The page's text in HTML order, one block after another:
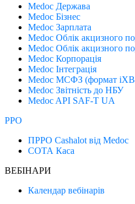
Medoc Держава
Medoc Бізнес
Medoc Зарплата
Medoc Облік акцизного
Medoc Облік акцизного
Medoc Корпорація
Medoc Інтеграція
Medoc МСФЗ (формат
Medoc Звітність до НБУ
Medoc API SAF-T UA
РРО
ПРРО Cashalot від Medoc
СОТА Каса
ВЕБІНАРИ
Календар вебінарів